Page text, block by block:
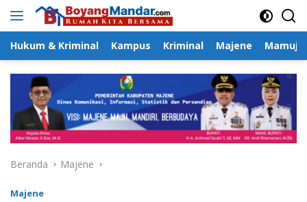
Langsung
Hukum & Kriminal Kampus Kriminal Majene Mamuju
Beranda Majene
Majene